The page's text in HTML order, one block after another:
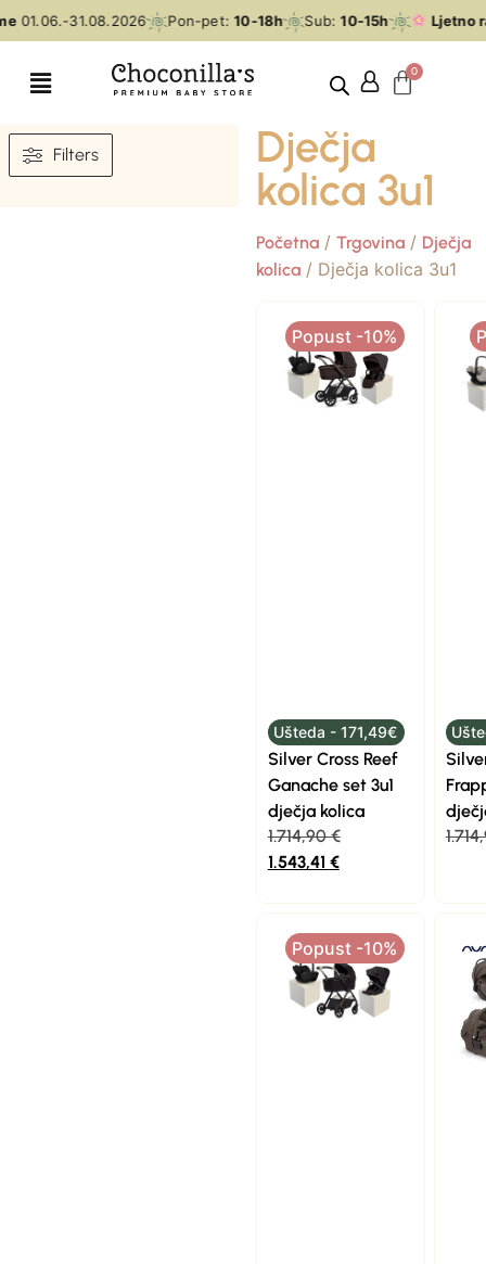
01.06.-31.08.2026 Pon-pet:10-18h Sub:10-15h Ljetno
Filters
Dječja
kolica 3u1
Početna/ Trgovina/ Dječja
kolica/ Dječja kolica 3u1
Popust -10%
Ušteda - 171,49€
Silver Cross Reef
Ganache set 3u1
dječja kolica
1.714,90€
1.543,41 €
Popust -10%